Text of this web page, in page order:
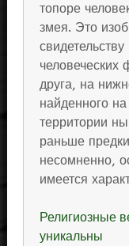
топоре
змея. Это
человеческих
друга, на
найденного
территории
раньше
несомненно,
имеется
Религиозные
уникальны